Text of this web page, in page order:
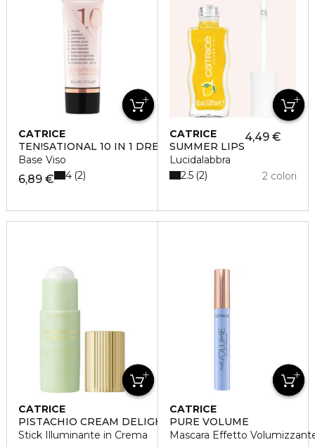
CATRICE
TEN!SATIONAL 10 IN 1 DREAM
Base Viso
6,89 € 4 2
CATRICE
SUMMER LIPS
Lucidalabbra
4,49 €
2 colori
2.5 2
CATRICE
PISTACHIO CREAM DELIGHT
Stick Illuminante in Crema
CATRICE
PURE VOLUME
Mascara Effetto